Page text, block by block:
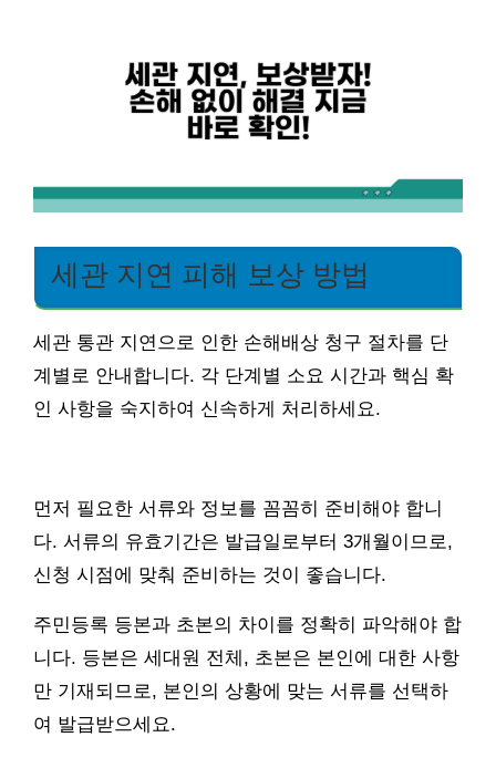
세관 지연 피해 보상 방법
세관 통관 지연으로 인한 손해배상 청구 절차를 단
계별로 안내합니다. 각 단계별 소요 시간과 핵심 확
인 사항을 숙지하여 신속하게 처리하세요.
먼저 필요한 서류와 정보를 꼼꼼히 준비해야 합니
다. 서류의 유효기간은 발급일로부터 3개월이므로,
신청 시점에 맞춰 준비하는 것이 좋습니다.
주민등록 등본과 초본의 차이를 정확히 파악해야 합
니다. 등본은 세대원 전체, 초본은 본인에 대한 사항
만 기재되므로, 본인의 상황에 맞는 서류를 선택하
여 발급받으세요.